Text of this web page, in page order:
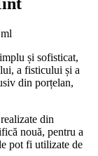
și sofisticat,
a fisticului și a
din porțelan,
din
nouă, pentru a
pot fi utilizate de